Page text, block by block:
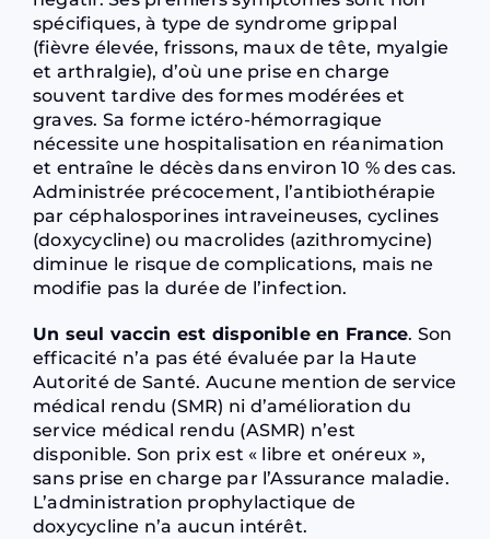
spécifiques, à type de syndrome grippal
(fièvre élevée, frissons, maux de tête, myalgie
et arthralgie), d’où une prise en charge
souvent tardive des formes modérées et
graves. Sa forme ictéro-hémorragique
nécessite une hospitalisation en réanimation
et entraîne le décès dans environ 10 % des cas.
Administrée précocement, l’antibiothérapie
par céphalosporines intraveineuses, cyclines
(doxycycline) ou macrolides (azithromycine)
diminue le risque de complications, mais ne
modifie pas la durée de l’infection.
Un seul vaccin est disponible en France. Son
efficacité n’a pas été évaluée par la Haute
Autorité de Santé. Aucune mention de service
médical rendu (SMR) ni d’amélioration du
service médical rendu (ASMR) n’est
disponible. Son prix est « libre et onéreux »,
sans prise en charge par l’Assurance maladie.
L’administration prophylactique de
doxycycline n’a aucun intérêt.